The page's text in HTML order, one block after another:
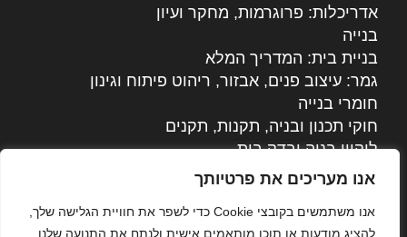
אנו מעריכים את פרטיותך
אנו משתמשים בקובצי Cookie כדי לשפר את חוויית הגלישה שלך,
להציג מודעות או תוכן מותאמים אישית ולנתח את התנועה שלנו.
אדריכלות: פרוגרמות, מחקר ועיון
בנייה
בניית בית: המדריך המלא
גמר: עיצוב פנים, אבזור, ריהוט פיתוח וגינון
חומרי בנייה
חוקי תכנון ובניה, תקנות, תקנים
ליקויי בניה ובדק בית
נדל"ן: זכויות, אגרות ועסקאות
עקרונות ניהול אחזקה מתקדמות